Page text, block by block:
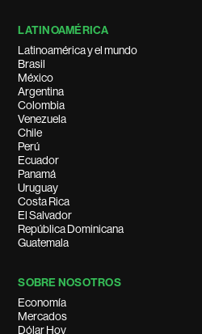
LATINOAMÉRICA
Latinoamérica y el mundo
Brasil
México
Argentina
Colombia
Venezuela
Chile
Perú
Ecuador
Panamá
Uruguay
Costa Rica
El Salvador
República Dominicana
Guatemala
SOBRE NOSOTROS
Economía
Mercados
Dólar Hoy